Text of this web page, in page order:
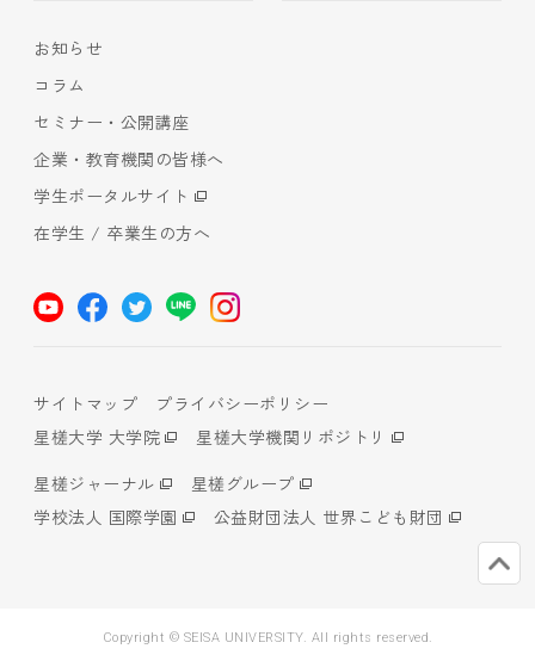
お知らせ
コラム
セミナー・公開講座
企業・教育機関の皆様へ
学生ポータルサイト
在学生 / 卒業生の方へ
サイトマップ
プライバシーポリシー
星槎大学 大学院
星槎大学機関リポジトリ
星槎ジャーナル
星槎グループ
学校法人 国際学園
公益財団法人 世界こども財団
Copyright © SEISA UNIVERSITY. All rights reserved.